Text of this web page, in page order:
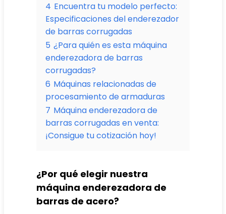
4 Encuentra tu modelo perfecto:
Especificaciones del enderezador
de barras corrugadas
5 ¿Para quién es esta máquina
enderezadora de barras
corrugadas?
6 Máquinas relacionadas de
procesamiento de armaduras
7 Máquina enderezadora de
barras corrugadas en venta:
¡Consigue tu cotización hoy!
¿Por qué elegir nuestra
máquina enderezadora de
barras de acero?